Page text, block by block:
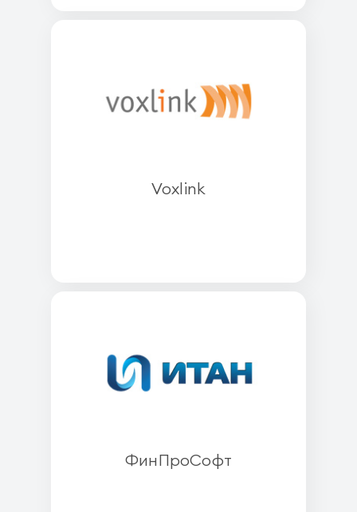
Voxlink
ФинПроСофт